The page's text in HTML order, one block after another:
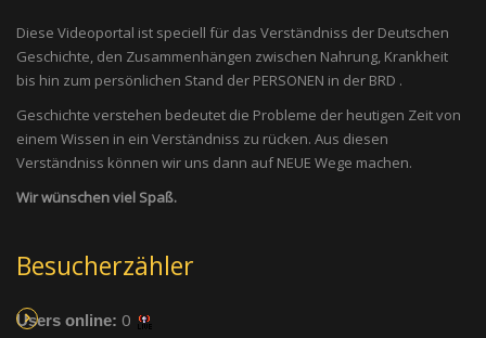
Diese Videoportal ist speciell für das Verständniss der Deutschen
Geschichte, den Zusammenhängen zwischen Nahrung, Krankheit
bis hin zum persönlichen Stand der PERSONEN in der BRD .
Geschichte verstehen bedeutet die Probleme der heutigen Zeit von
einem Wissen in ein Verständniss zu rücken. Aus diesen
Verständniss können wir uns dann auf NEUE Wege machen.
Wir wünschen viel Spaß.
Besucherzähler
Users online: 0